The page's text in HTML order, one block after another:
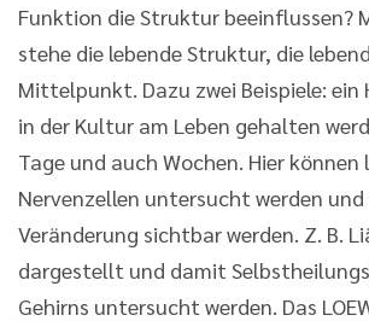
Funktion die Struktur beeinflussen?
stehe die lebende Struktur, die
Mittelpunkt. Dazu zwei Beispiele:
in der Kultur am Leben gehalten
Tage und auch Wochen. Hier können
Nervenzellen untersucht werden und
Veränderung sichtbar werden. Z. B.
dargestellt und damit
Gehirns untersucht werden. Das